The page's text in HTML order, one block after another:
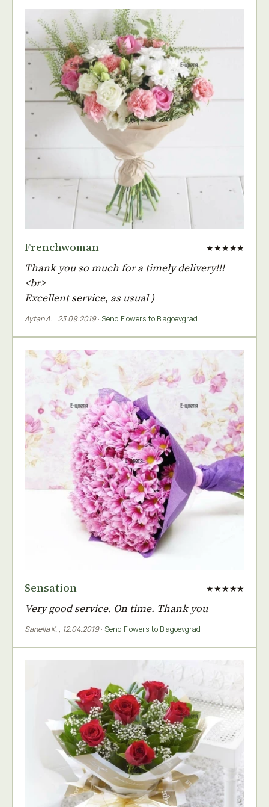
Frenchwoman ★★★★★
Thank you so much for a timely delivery!!!
<br>
Excellent service, as usual )
Aytan A. , 23.09.2019· Send Flowers to Blagoevgrad
Sensation ★★★★★
Very good service. On time. Thank you
Sanella K. , 12.04.2019· Send Flowers to Blagoevgrad